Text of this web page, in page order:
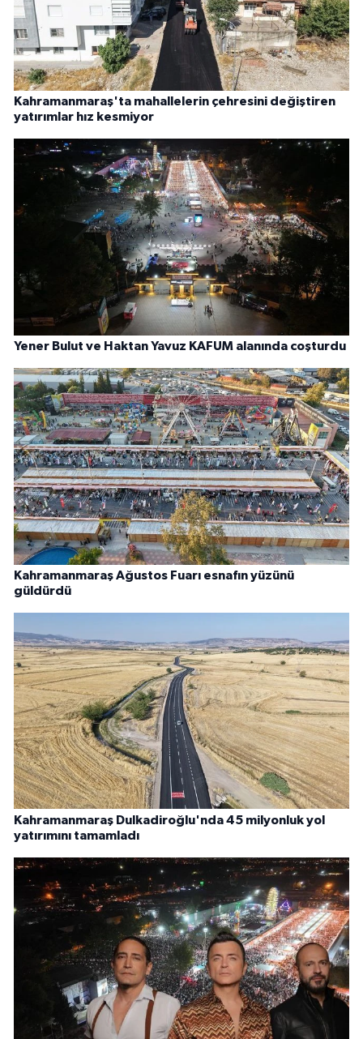
Kahramanmaraş'ta mahallelerin çehresini değiştiren
yatırımlar hız kesmiyor
Yener Bulut ve Haktan Yavuz KAFUM alanında coşturdu
Kahramanmaraş Ağustos Fuarı esnafın yüzünü
güldürdü
Kahramanmaraş Dulkadiroğlu'nda 45 milyonluk yol
yatırımını tamamladı